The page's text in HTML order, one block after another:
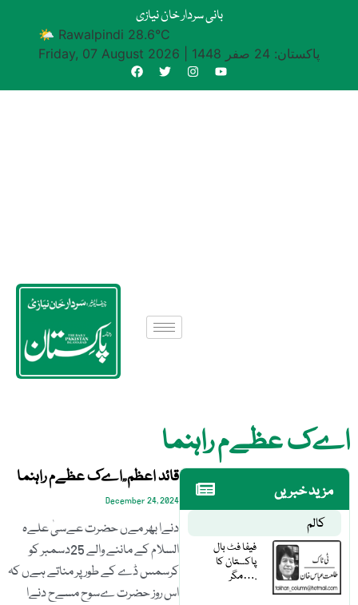
بانی سردار خان نیازی
🌤 Rawalpindi 28.6°C
Friday, 07 August 2026
پاکستان: 24 صفر 1448
اےک عظےم راہنما
مزید خبریں
کالم
فیفا فٹ بال
پاکستان کا
مگر….
قائد اعظم ؒ اےک عظےم راہنما
December 24, 2024
دنےا بھر مےں حضرت عےسیٰ علےہ
السلام کے ماننے والے 25دسمبر کو
کرسمس ڈے کے طور پر مناتے ہےں کہ
اس روز حضرت ےسوح مسےح دنےا